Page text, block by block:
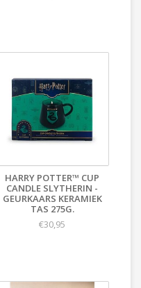
HARRY POTTER™ CUP
CANDLE SLYTHERIN -
GEURKAARS KERAMIEK
TAS 275G.
€30,95